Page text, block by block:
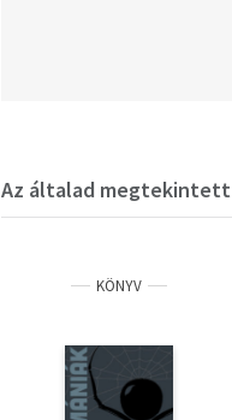
Az általad
KÖNYV